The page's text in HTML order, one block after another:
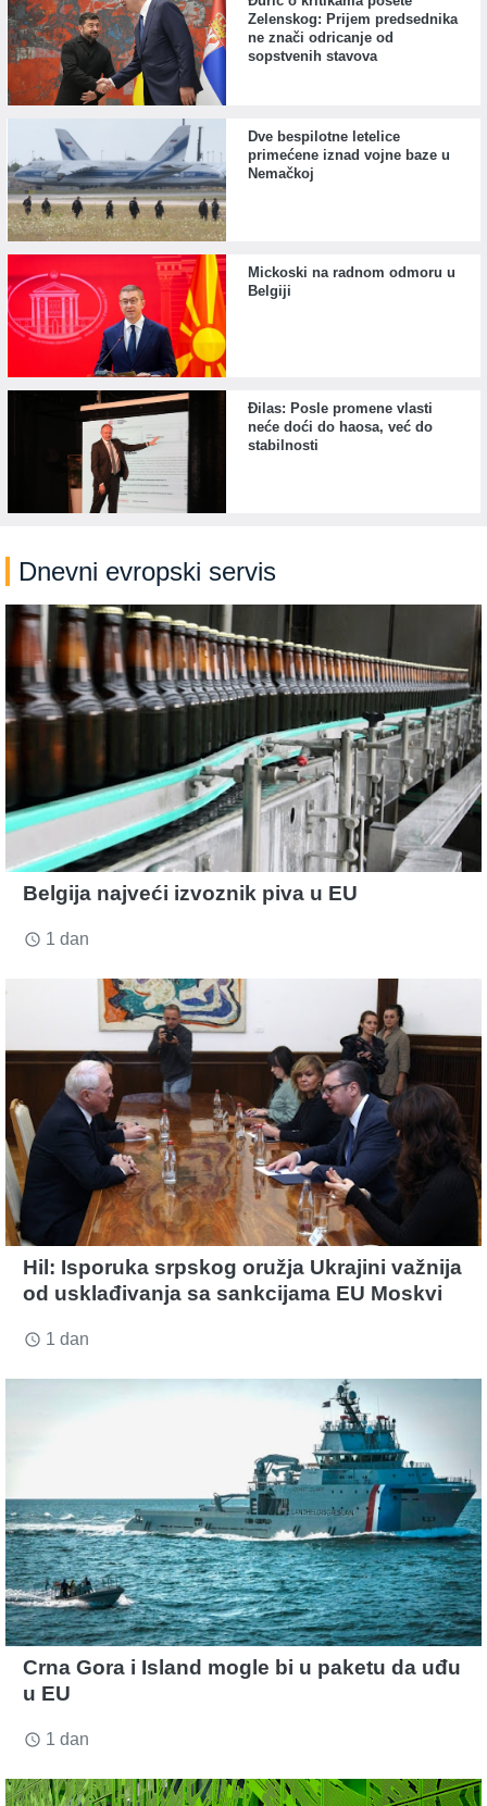
Zelenskog: Prijem predsednika
ne znači odricanje od
sopstvenih stavova
Dve bespilotne letelice
primećene iznad vojne baze u
Nemačkoj
Mickoski na radnom odmoru u
Belgiji
Đilas: Posle promene vlasti
neće doći do haosa, već do
stabilnosti
Dnevni evropski servis
Belgija najveći izvoznik piva u EU
access_time 1 dan
Hil: Isporuka srpskog oružja Ukrajini važnija
od usklađivanja sa sankcijama EU Moskvi
access_time 1 dan
Crna Gora i Island mogle bi u paketu da uđu
u EU
access_time 1 dan